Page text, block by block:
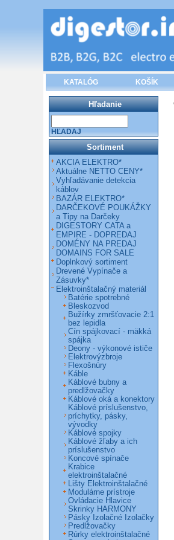
KATALÓG KOŠÍK
Hľadanie
HĽADAJ
Sortiment
AKCIA ELEKTRO*
Aktuálne NETTO CENY*
Vyhľadávanie detekcia
káblov
BAZÁR ELEKTRO*
DARČEKOVÉ POUKÁŽKY
a Tipy na Darčeky
DIGESTORY CATA a
EMPIRE - DOPREDAJ
DOMÉNY NA PREDAJ
DOMAINS FOR SALE
Doplnkový sortiment
Drevené Vypínače a
Zásuvky*
Elektroinštalačný materiál
Batérie spotrebné
Bleskozvod
Bužírky zmršťovacie 2:1
bez lepidla
Cín spájkovací - mäkká
spájka
Deony - výkonové ističe
Elektrovýzbroje
Flexošnúry
Káble
Káblové bubny a
predlžovačky
Káblové oká a konektory
Káblové príslušenstvo,
príchytky, pásky,
vývodky
Káblové spojky
Káblové žľaby a ich
príslušenstvo
Koncové spínače
Krabice
elektroinštalačné
Lišty Elektroinštalačné
Modulárne prístroje
Ovládacie Hlavice
Skrinky HARMONY
Pásky Izolačné Izolačky
Predlžovačky
Rúrky elektroinštalačné